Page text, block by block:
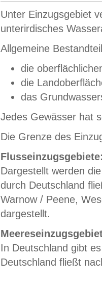
Unter Einzugsgebiet
unterirdisches
Allgemeine
die
die
das
Jedes Gewässer hat
Die Grenze des
Dargestellt werden
durch Deutschland
Warnow / Peene,
dargestellt.
In Deutschland gibt
Deutschland fließt